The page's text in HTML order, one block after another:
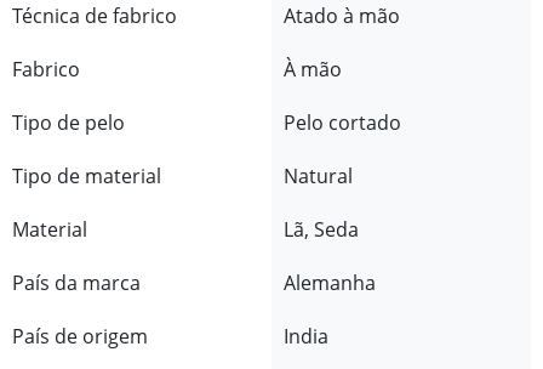
Técnica de fabrico
Atado à mão
Fabrico
À mão
Tipo de pelo
Pelo cortado
Tipo de material
Natural
Material
Lã, Seda
País da marca
Alemanha
País de origem
India